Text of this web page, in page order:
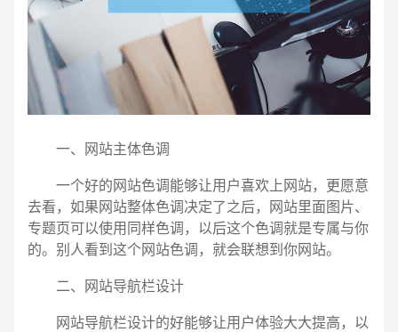
一、网站主体色调
一个好的网站色调能够让用户喜欢上网站，更愿意
去看，如果网站整体色调决定了之后，网站里面图片、
专题页可以使用同样色调，以后这个色调就是专属与你
的。别人看到这个网站色调，就会联想到你网站。
二、网站导航栏设计
网站导航栏设计的好能够让用户体验大大提高，以
请输入您的公司名称 名字